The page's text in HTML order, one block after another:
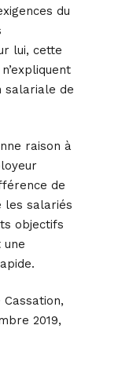
du
lui, cette
salariale de
raison à
de
les salariés
objectifs
2019,